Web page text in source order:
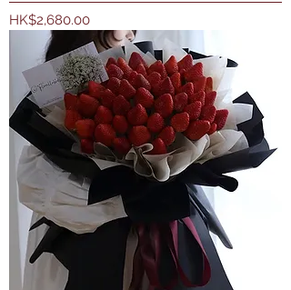
價格
HK$2,680.00